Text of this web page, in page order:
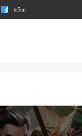
te5cn